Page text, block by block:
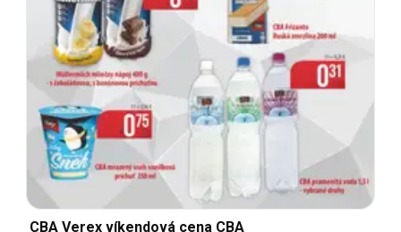
CBA Verex víkendová cena CBA